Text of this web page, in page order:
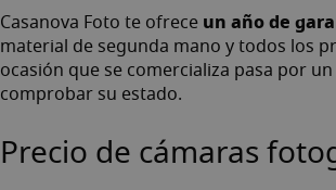
Casanova Foto te ofrece un año de
material de segunda mano y todos los
ocasión que se comercializa pasa por
comprobar su estado.
Precio de cámaras